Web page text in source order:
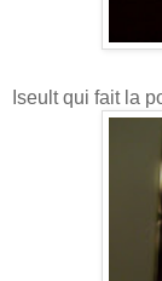
Iseult qui fait la